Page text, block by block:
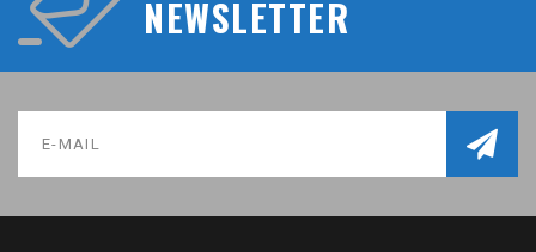
NEWSLETTER